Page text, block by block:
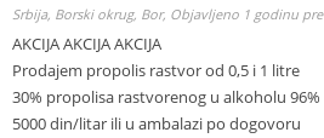
Srbija, Borski okrug, Bor, Objavljeno 1 godinu pre
AKCIJA AKCIJA AKCIJA
Prodajem propolis rastvor od 0,5 i 1 litre
30% propolisa rastvorenog u alkoholu 96%
5000 din/litar ili u ambalazi po dogovoru